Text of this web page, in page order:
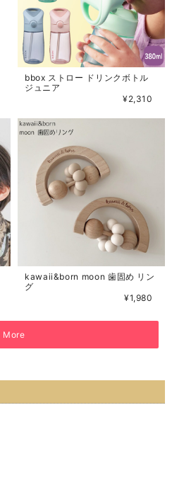
bbox ストロー ドリンクボトル
ジュニア
¥2,310
kawaii&born moon 歯固め リン
グ
¥1,980
More